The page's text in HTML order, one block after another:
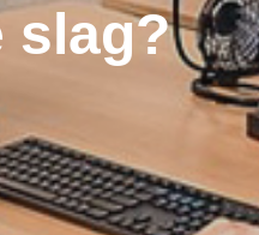
slag?